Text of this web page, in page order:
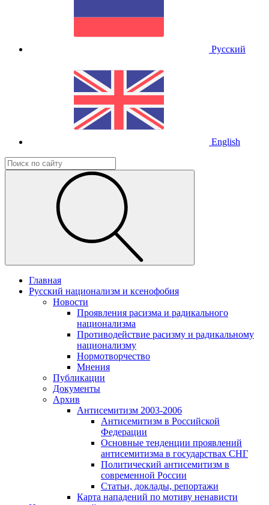
Русский
English
Главная
Русский национализм и ксенофобия
Новости
Проявления расизма и радикального
национализма
Противодействие расизму и радикальному
национализму
Нормотворчество
Мнения
Публикации
Документы
Архив
Антисемитизм 2003-2006
Антисемитизм в Российской
Федерации
Основные тенденции проявлений
антисемитизма в государствах СНГ
Политический антисемитизм в
современной России
Статьи, доклады, репортажи
Карта нападений по мотиву ненависти